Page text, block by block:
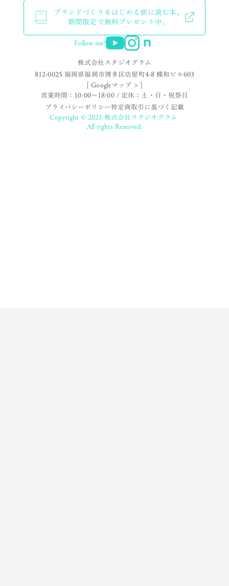
ブランドづくりをはじめる前に読む本、
期間限定で無料プレゼント中。
Follow me!
株式会社スタジオグラム
812-0025 福岡県福岡市博多区店屋町4-8 蝶和ビル603
[ Googleマップ > ]
営業時間：10:00〜18:00 / 定休：土・日・祝祭日
プライバシーポリシー特定商取引に基づく記載
Copyright © 2021 株式会社スタジオグラム
All rights Reserved.